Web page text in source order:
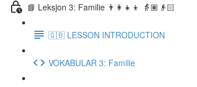
📘 Leksjon 3: Familie 👨‍👩‍👧‍👦 👵🏽👴🏻
🇬🇧 LESSON INTRODUCTION
VOKABULAR 3: Familie